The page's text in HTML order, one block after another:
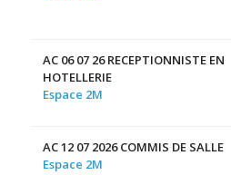
AC 06 07 26 RECEPTIONNISTE EN
HOTELLERIE
Espace 2M
AC 12 07 2026 COMMIS DE SALLE
Espace 2M